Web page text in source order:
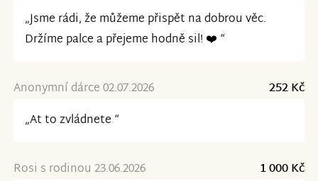
„Jsme rádi, že můžeme přispět na dobrou věc.
Držíme palce a přejeme hodně sil! ❤️ “
Anonymní dárce 02.07.2026
252 Kč
„At to zvládnete “
Rosi s rodinou 23.06.2026
1 000 Kč